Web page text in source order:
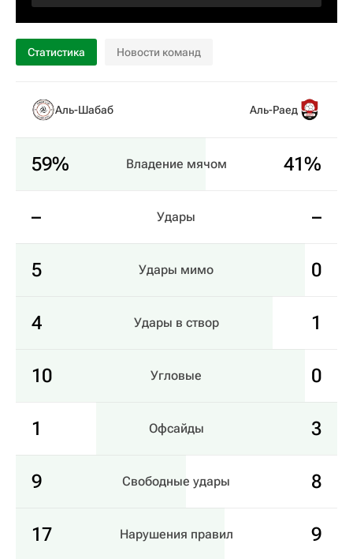
Статистика Новости команд
Аль-Шабаб Аль-Раед
59% Владение мячом 41%
– Удары –
5 Удары мимо 0
4 Удары в створ 1
10 Угловые 0
1 Офсайды 3
9 Свободные удары 8
17 Нарушения правил 9